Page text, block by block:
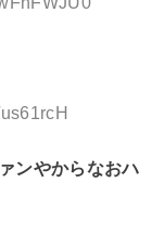
ンやからなおハ